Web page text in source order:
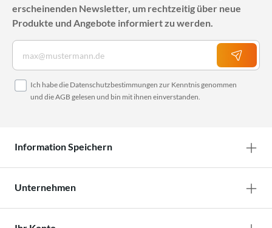
erscheinenden Newsletter, um rechtzeitig über neue
Produkte und Angebote informiert zu werden.
Ich habe die Datenschutzbestimmungen zur Kenntnis genommen
und dieAGB gelesen und bin mit ihnen einverstanden.
Information Speichern
Unternehmen